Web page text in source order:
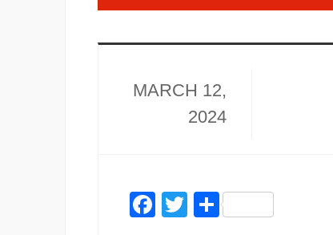
MARCH 12,
2024
Facebook
Twitter
Share